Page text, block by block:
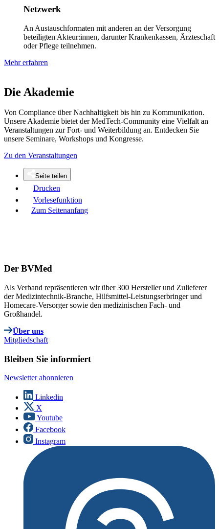
Netzwerk
An Austauschformaten mit anderen an der Versorgung
beteiligten Akteur:innen, darunter Krankenkassen, Ärzteschaft
oder Pflege teilnehmen.
Mehr erfahren
Die Akademie
Von Compliance über Nachhaltigkeit bis hin zu Kommunikation.
Unsere Akademie bietet der MedTech-Community eine Vielfalt an
Veranstaltungen zur Fort- und Weiterbildung an. Entdecken Sie
unsere Seminare, Workshops und Kongresse.
Zu den Veranstaltungen
Seite teilen
Drucken
Vorlesefunktion
Zum Seitenanfang
Der BVMed
Als Verband repräsentieren wir über 300 Hersteller und Zulieferer
der Medizintechnik-Branche, Hilfsmittel-Leistungserbringer und
Homecare-Versorger sowie den medizinischen Fach- und
Großhandel.
Über uns
Mitgliedschaft
Bleiben Sie informiert
Newsletter abonnieren
Linkedin
X
Youtube
Facebook
Instagram